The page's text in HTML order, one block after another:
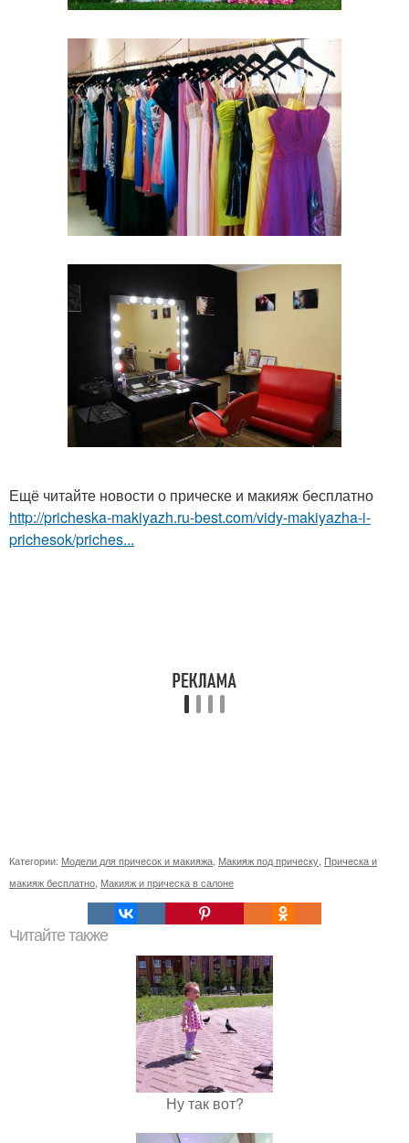
Ещё читайте новости о прическе и макияж бесплатно
http://pricheska-makiyazh.ru-best.com/vidy-makiyazha-i-
prichesok/priches...
Категории: Модели для причесок и макияжа Макияж под прическу Прическа и
макияж бесплатно Макияж и прическа в салоне
Читайте также
Ну так вот?